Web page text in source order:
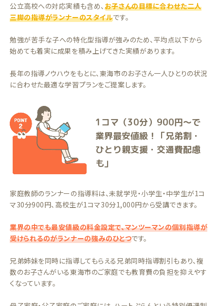
公立高校への対応実績も含め、お子さんの目標に合わせた二人
三脚の指導がランナーのスタイルです。
勉強が苦手な子への特化型指導が強みのため、平均点以下から
始めても着実に成果を積み上げてきた実績があります。
長年の指導ノウハウをもとに、東海市のお子さん一人ひとりの状況
に合わせた最適な学習プランをご提案します。
1コマ（30分）900円〜で
業界最安値級！「兄弟割・
ひとり親支援・交通費配慮
も」
家庭教師のランナーの指導料は、未就学児・小学生・中学生が1コ
マ30分900円、高校生が1コマ30分1,000円から受講できます。
業界の中でも最安値級の料金設定で、マンツーマンの個別指導が
受けられるのがランナーの強みのひとつです。
兄弟姉妹を同時に指導してもらえる兄弟同時指導割引もあり、複
数のお子さんがいる東海市のご家庭でも教育費の負担を抑えやす
くなっています。